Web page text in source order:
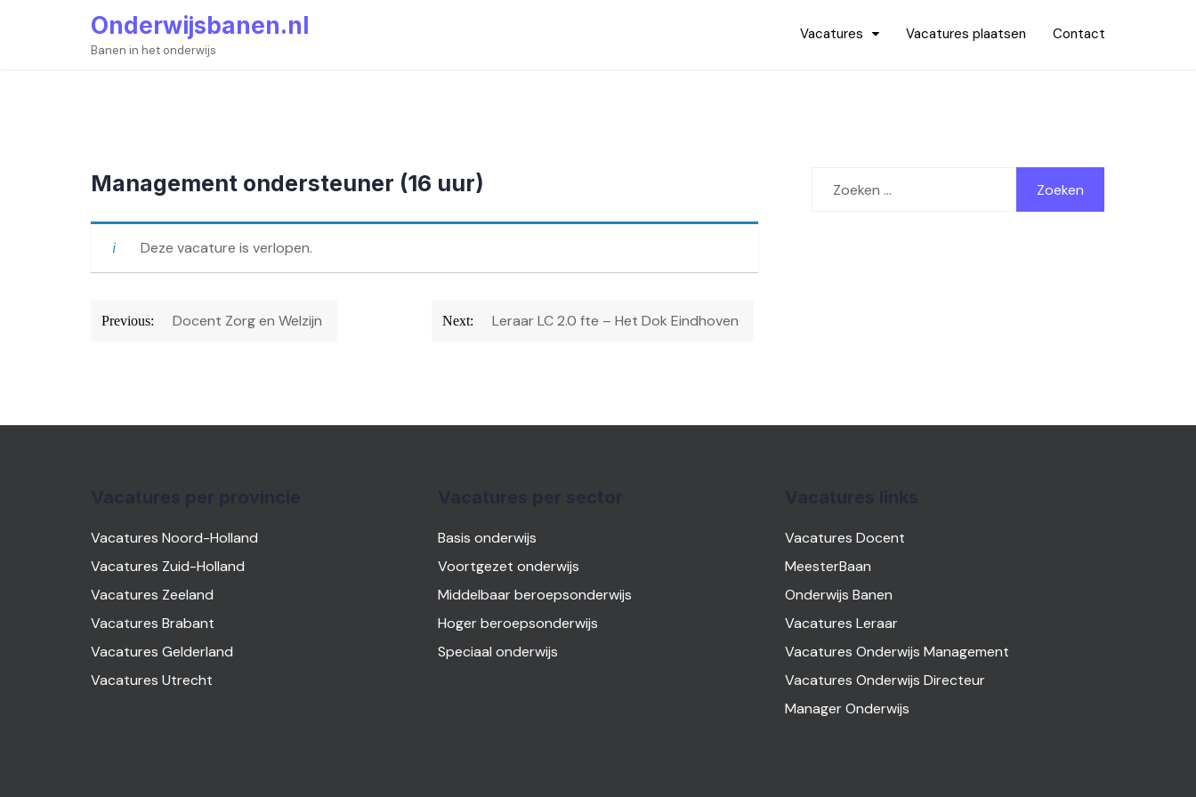
Onderwijsbanen.nl
Banen in het onderwijs
Vacatures Vacatures plaatsen Contact
Management ondersteuner (16 uur)
Deze vacature is verlopen.
Bericht
Previous: Docent Zorg en Welzijn Next: Leraar LC 2.0 fte – Het Dok Eindhoven
naar:
Vacatures Noord-Holland
Vacatures Zuid-Holland
Vacatures Zeeland
Vacatures Brabant
Vacatures Gelderland
Vacatures Utrecht
Basis onderwijs
Voortgezet onderwijs
Middelbaar beroepsonderwijs
Hoger beroepsonderwijs
Speciaal onderwijs
Vacatures Docent
MeesterBaan
Onderwijs Banen
Vacatures Leraar
Vacatures Onderwijs Management
Vacatures Onderwijs Directeur
Manager Onderwijs